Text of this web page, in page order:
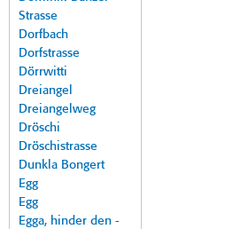
Strasse
Dorfbach
Dorfstrasse
Dörrwitti
Dreiangel
Dreiangelweg
Dröschi
Dröschistrasse
Dunkla Bongert
Egg
Egg
Egga, hinder den -